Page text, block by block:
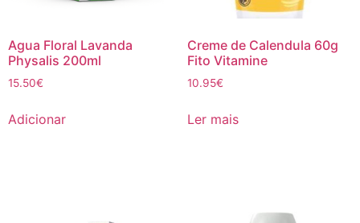
Agua Floral Lavanda
Physalis 200ml
15.50€
Adicionar
Creme de Calendula 60g
Fito Vitamine
10.95€
Ler mais